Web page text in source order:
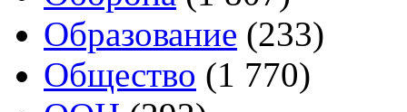
Образование (233)
Общество (1 770)